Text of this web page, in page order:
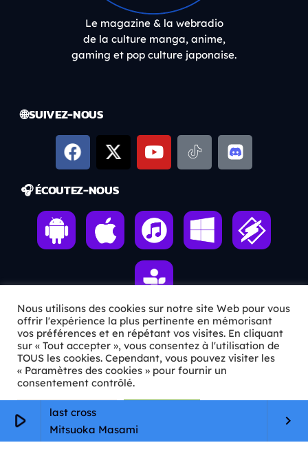
play_arrow
last cross
Mitsuoka Masami
keyboard_arrow_right
Le magazine & la webradio
de la culture manga, anime,
gaming et pop culture japonaise.
🌐 SUIVEZ-NOUS
🎧 ÉCOUTEZ-NOUS
ℹ️ INFOS PRATIQUES
✉️Contact
🦊Qui sommes-nous ?
📄
Mentions légales
Nous utilisons des cookies sur notre site Web pour vous
offrir l'expérience la plus pertinente en mémorisant
vos préférences et en répétant vos visites. En cliquant
sur « Tout accepter », vous consentez à l'utilisation de
TOUS les cookies. Cependant, vous pouvez visiter les
« Paramètres des cookies » pour fournir un
consentement contrôlé.
Paramètres Cookie